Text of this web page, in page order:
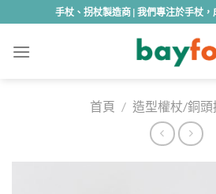
to
content
手杖、拐杖製造商 | 我們專注於手杖
首頁 / 造型權杖/銅頭